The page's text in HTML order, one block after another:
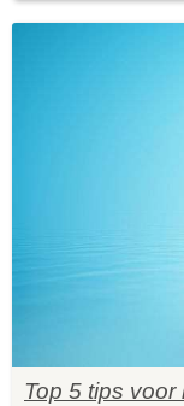
Top 5 tips